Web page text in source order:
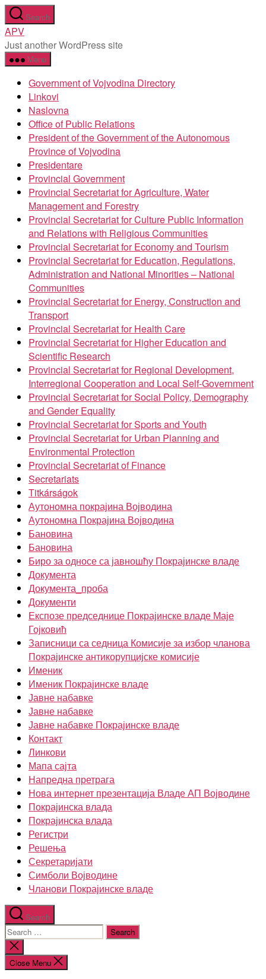
Skip
to
the
content
Search
APV
Just another WordPress site
Menu
Government of Vojvodina Directory
Linkovi
Naslovna
Office of Public Relations
President of the Government of the Autonomous
Province of Vojvodina
Presidentare
Provincial Government
Provincial Secretariat for Agriculture, Water
Management and Forestry
Provincial Secretariat for Culture Public Information
and Relations with Religious Communities
Provincial Secretariat for Economy and Tourism
Provincial Secretariat for Education, Regulations,
Administration and National Minorities – National
Communities
Provincial Secretariat for Energy, Construction and
Transport
Provincial Secretariat for Health Care
Provincial Secretariat for Higher Education and
Scientific Research
Provincial Secretariat for Regional Development,
Interregional Cooperation and Local Self-Government
Provincial Secretariat for Social Policy, Demography
and Gender Equality
Provincial Secretariat for Sports and Youth
Provincial Secretariat for Urban Planning and
Environmental Protection
Provincial Secretariat of Finance
Secretariats
Titkárságok
Аутономна покрајина Војводина
Аутономна Покрајина Војводина
Бановина
Бановина
Биро за односе са јавношћу Покрајинске владе
Документа
Документа_проба
Документи
Експозе председнице Покрајинске владе Маје
Гојковић
Записници са седница Комисије за избор чланова
Покрајинске антикорупцијске комисије
Именик
Именик Покрајинске владе
Јавне набавке
Јавне набавке
Јавне набавке Покрајинске владе
Контакт
Линкови
Мапа сајта
Напредна претрага
Нова интернет презентација Владе АП Војводине
Покрајинска влада
Покрајинска влада
Регистри
Решења
Секретаријати
Симболи Војводине
Чланови Покрајинске владе
Search
Search
for:
Close
search
Close Menu